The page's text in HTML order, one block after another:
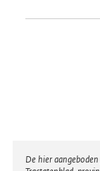
Disclaimer
De hier